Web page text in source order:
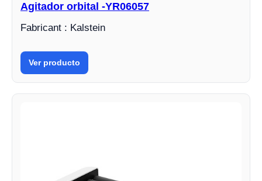
Agitador orbital -YR06057
Fabricant : Kalstein
Ver producto